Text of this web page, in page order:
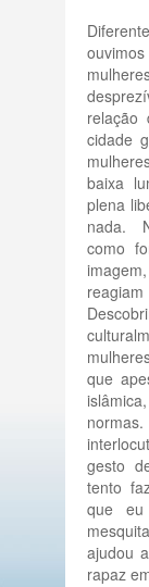
relação
cidade
baixa
plena
nada.
como
que
gesto
tento
que
ajudou
rapaz